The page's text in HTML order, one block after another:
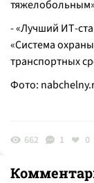
тяжелобольным»
- «Лучший ИТ-
«Система
транспортных
Фото:
662 1 0